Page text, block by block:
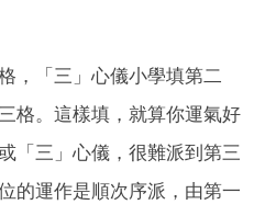
，「三」心儀小學填第二
格。這樣填，就算你運氣好
「三」心儀，很難派到第三
的運作是順次序派，由第一